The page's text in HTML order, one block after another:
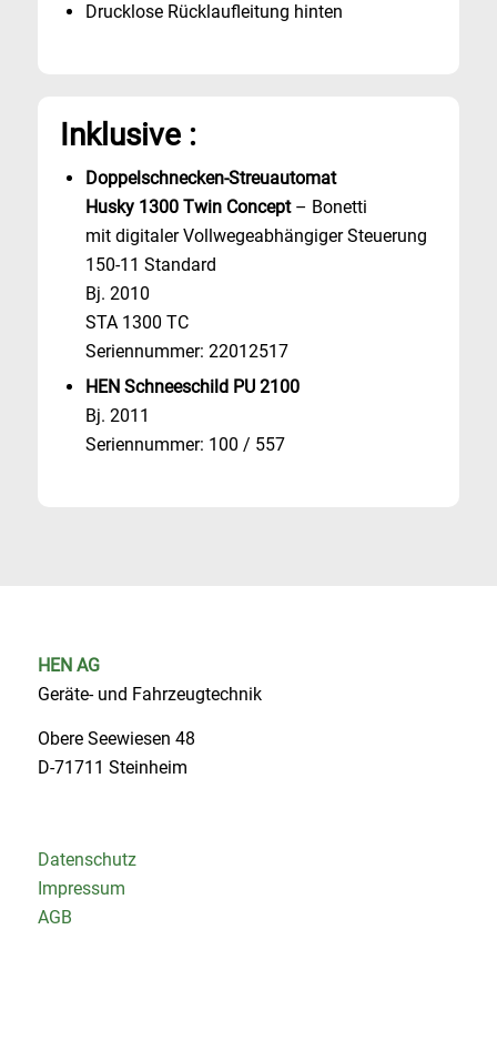
Drucklose Rücklaufleitung hinten
Inklusive :
Doppelschnecken-Streuautomat
Husky 1300 Twin Concept– Bonetti
mit digitaler Vollwegeabhängiger Steuerung
150-11 Standard
Bj. 2010
STA 1300 TC
Seriennummer: 22012517
HEN Schneeschild PU 2100
Bj. 2011
Seriennummer: 100 / 557
HEN AG
Geräte- und Fahrzeugtechnik
Obere Seewiesen 48
D-71711 Steinheim
Datenschutz
Impressum
AGB